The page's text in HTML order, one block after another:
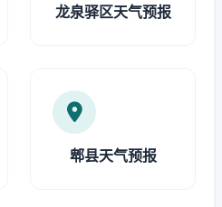
龙泉驿区天气预报
郫县天气预报